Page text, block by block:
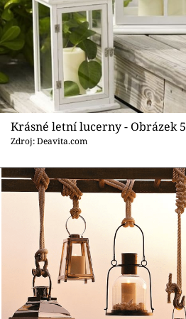
Krásné letní lucerny - Obrázek 5
Zdroj: Deavita.com